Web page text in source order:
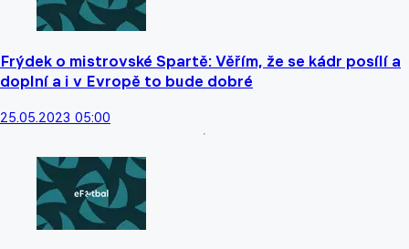
Frýdek o mistrovské Spartě: Věřím, že se kádr posílí a
doplní a i v Evropě to bude dobré
25.05.2023 05:00